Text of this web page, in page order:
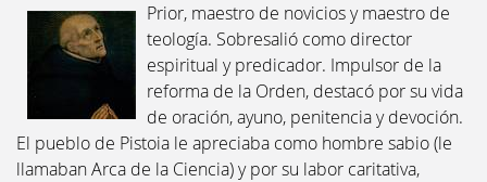
Prior, maestro de novicios y maestro de
teología. Sobresalió como director
espiritual y predicador. Impulsor de la
reforma de la Orden, destacó por su vida
de oración, ayuno, penitencia y devoción.
El pueblo de Pistoia le apreciaba como hombre sabio (le
llamaban Arca de la Ciencia) y por su labor caritativa,